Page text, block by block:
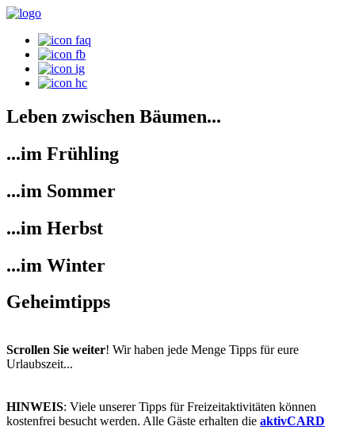
Leben zwischen Bäumen...
...im Frühling
...im Sommer
...im Herbst
...im Winter
Geheimtipps
Scrollen Sie weiter! Wir haben jede Menge Tipps für eure
Urlaubszeit...
HINWEIS: Viele unserer Tipps für Freizeitaktivitäten können
kostenfrei besucht werden. Alle Gäste erhalten die aktivCARD